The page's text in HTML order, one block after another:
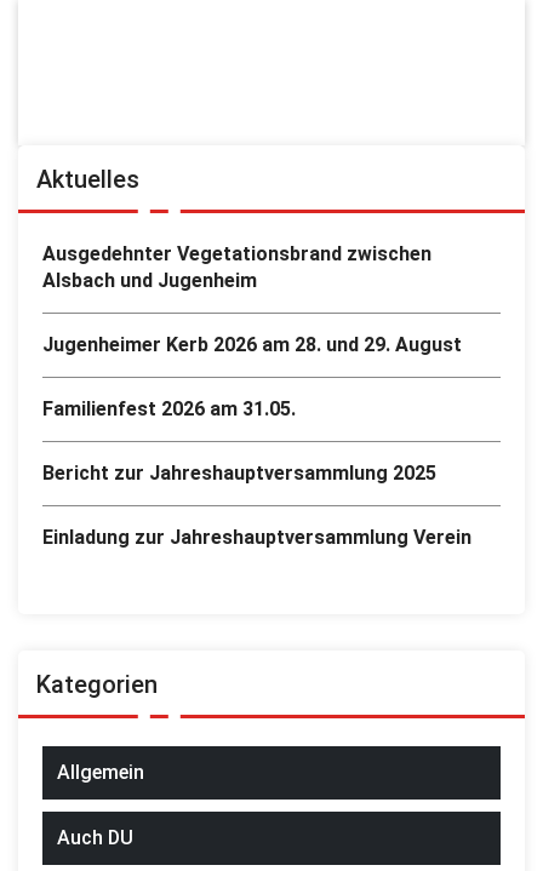
Aktuelles
Ausgedehnter Vegetationsbrand zwischen
Alsbach und Jugenheim
Jugenheimer Kerb 2026 am 28. und 29. August
Familienfest 2026 am 31.05.
Bericht zur Jahreshauptversammlung 2025
Einladung zur Jahreshauptversammlung Verein
Kategorien
Allgemein
Auch DU